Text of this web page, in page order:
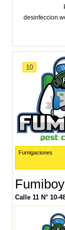
10
Fumigaciones
Calle 11 N° 10-